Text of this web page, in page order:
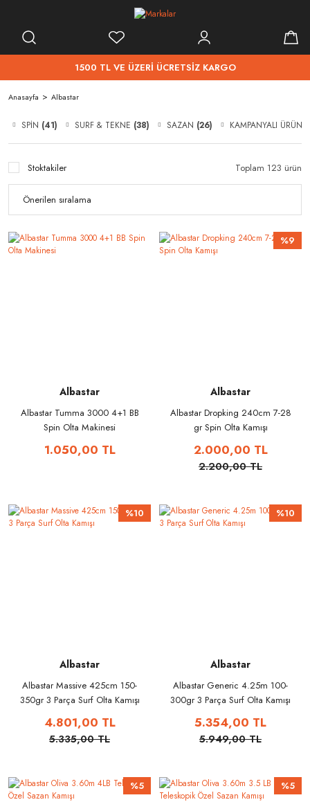
1500 TL VE ÜZERİ ÜCRETSİZ KARGO
Anasayfa Albastar
SPİN (41) SURF & TEKNE (38) SAZAN (26) KAMPANYALI
Stoktakiler Toplam 123 ürün
Albastar
Albastar Tumma 3000 4+1 BB
Spin Olta Makinesi
1.050,00 TL
%9
Albastar
Albastar Dropking 240cm 7-28
gr Spin Olta Kamışı
2.000,00 TL
2.200,00 TL
%10
Albastar
Albastar Massive 425cm 150-
350gr 3 Parça Surf Olta Kamışı
4.801,00 TL
5.335,00 TL
%10
Albastar
Albastar Generic 4.25m 100-
300gr 3 Parça Surf Olta Kamışı
5.354,00 TL
5.949,00 TL
%5 %5